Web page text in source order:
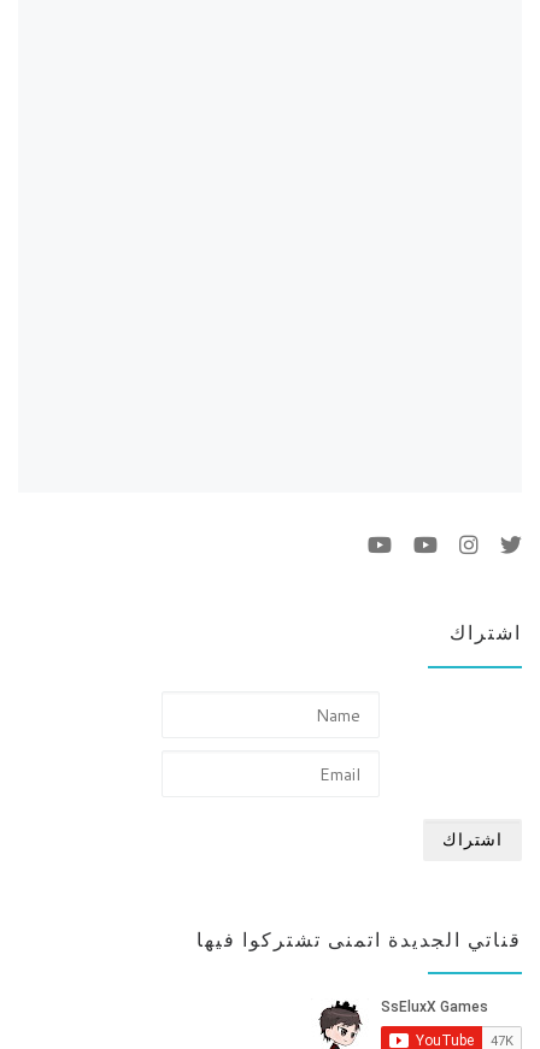
اشتراك
قناتي الجديدة اتمنى تشتركوا فيها